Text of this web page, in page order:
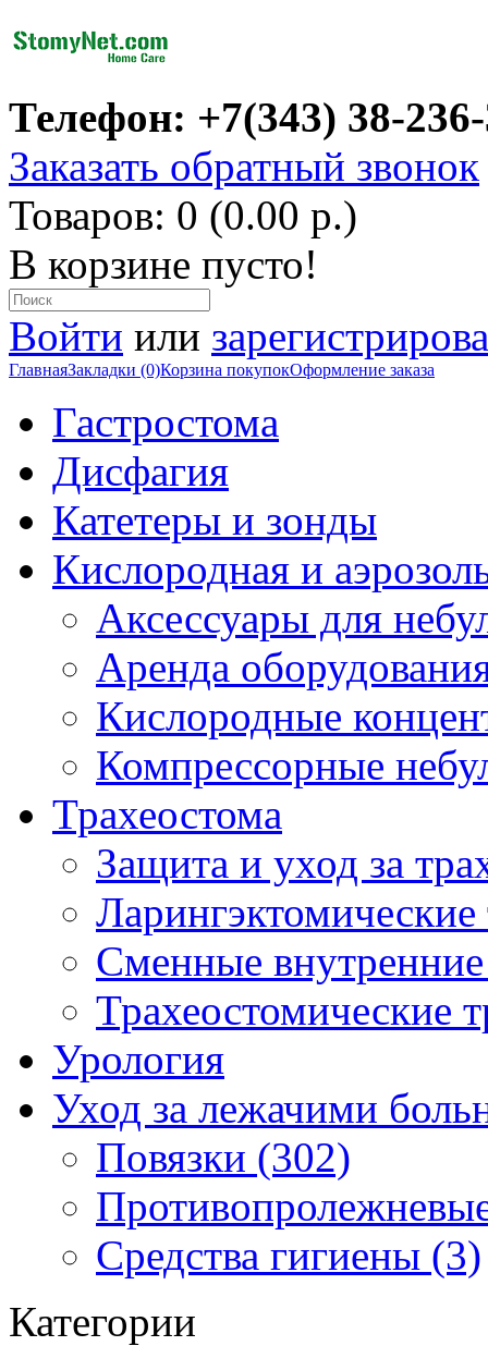
Телефон: +7(343) 38-
Заказать обратный звонок
Товаров: 0 (0.00 р.)
В корзине пусто!
Войти или
ГлавнаяЗакладки (0)Корзина покупокОформление заказа
Гастростома
Дисфагия
Катетеры и зонды
Кислородная и
Аксессуары для
Аренда
Кислородные
Компрессорные
Трахеостома
Защита и уход за
Сменные
Трахеостомические
Урология
Уход за лежачими
Повязки (302)
Средства гигиены (3)
Категории